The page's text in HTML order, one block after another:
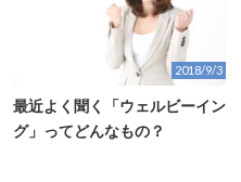
2018/9/3
最近よく聞く「ウェルビーイン
グ」ってどんなもの？